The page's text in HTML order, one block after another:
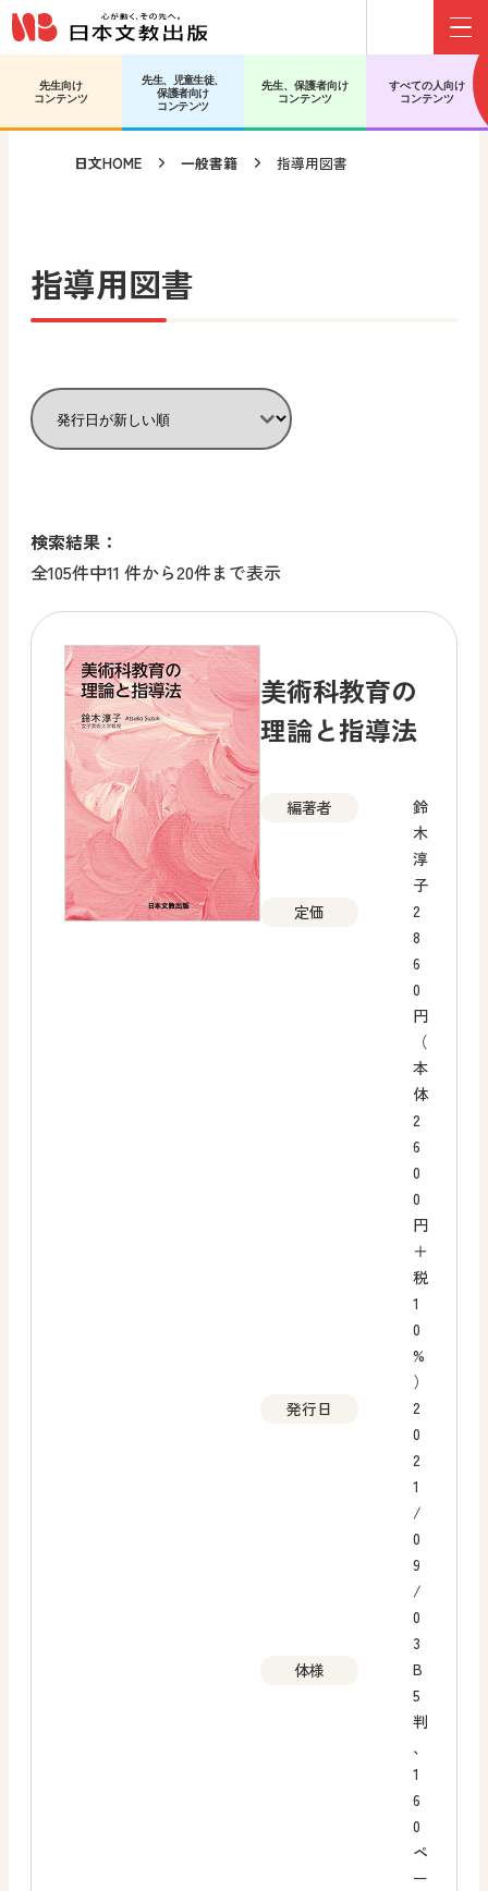
メインコンテンツへ移動
サブコンテンツへ移動
先生向け
コンテンツ
先生、児童生徒、
保護者向け
コンテンツ
先生、保護者向け
コンテンツ
すべての人向け
コンテンツ
日文HOME 一般書籍 指導用図書
指導用図書
検索結果：
全105件中11 件から20件まで表示
美術科教育の
理論と指導法
編著者
鈴
木
淳
子
定価
2
8
6
0
円
（
本
体
2
6
0
0
円
＋
税
1
0
%
）
発行日
2
0
2
1
/
0
9
/
0
3
体様
B
5
判
、
1
6
0
ペ
ー